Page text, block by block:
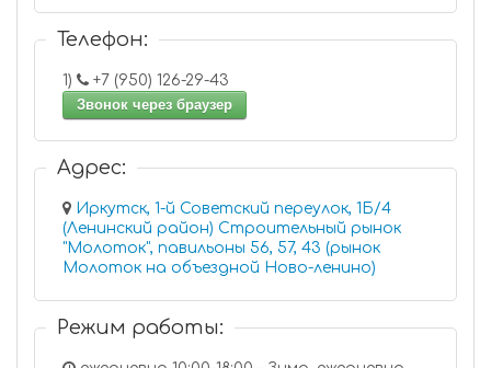
Телефон:
1)
+7 (950) 126-29-43
Звонок через браузер
Адрес:
Иркутск, 1-й Советский переулок, 1Б/4
(Ленинский район) Строительный рынок
"Молоток", павильоны 56, 57, 43 (рынок
Молоток на объездной Ново-ленино)
Режим работы: